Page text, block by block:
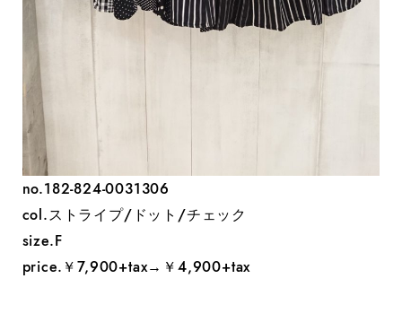
no.182-824-0031306
col.ストライプ/ドット/チェック
size.F
price.￥7,900+tax→￥4,900+tax